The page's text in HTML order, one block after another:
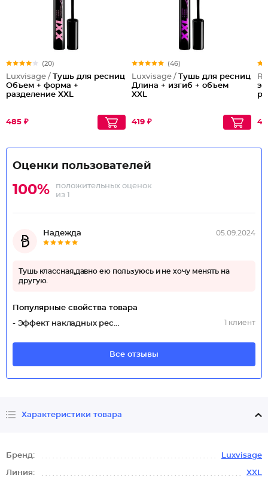
(20)
Luxvisage / Тушь для ресниц
Объем + форма +
разделение XXL
485 ₽
(46)
Luxvisage / Тушь для ресниц
Длина + изгиб + объем
XXL
419 ₽
Оценки пользователей
100%
положительных оценок
из 1
Надежда 05.09.2024
Тушь классная,давно ею пользуюсь и не хочу менять на
другую.
Популярные свойства товара
- Эффект накладных ресниц
1 клиент
Все отзывы
Характеристики товара
Бренд: Luxvisage
Линия: XXL